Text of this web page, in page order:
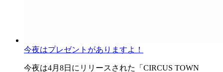
今夜はプレゼントがありますよ！
今夜は4月8日にリリースされた「CIRCUS TOWN